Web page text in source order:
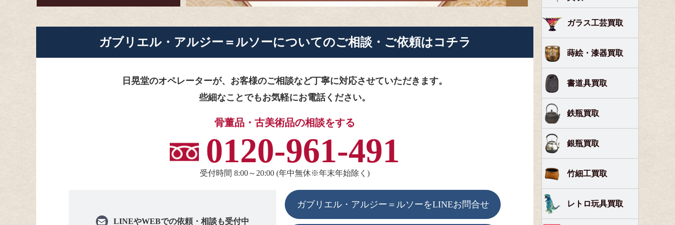
ガブリエル・アルジー＝ルソーについてのご相談・ご依頼はコチラ
日晃堂のオペレーターが、お客様のご相談など丁寧に対応させていただきます。
些細なことでもお気軽にお電話ください。
骨董品・古美術品の相談をする
0120-961-491
受付時間 8:00～20:00 (年中無休※年末年始除く)
LINEやWEBでの依頼・相談も受付中
ガブリエル・アルジー＝ルソーをLINEお問合せ
ガラス工芸買取
蒔絵・漆器買取
書道具買取
鉄瓶買取
銀瓶買取
竹細工買取
レトロ玩具買取